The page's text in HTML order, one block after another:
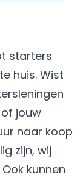
starters
huis. Wist
jouw
naar koop
zijn, wij
kunnen